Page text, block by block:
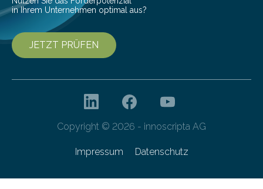
in Ihrem Unternehmen optimal aus?
JETZT PRÜFEN
Copyright © 2026 - innoscripta AG
Impressum Datenschutz